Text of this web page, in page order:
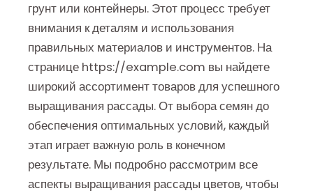
грунт или контейнеры. Этот процесс требует
внимания к деталям и использования
правильных материалов и инструментов. На
странице https://example.com вы найдете
широкий ассортимент товаров для успешного
выращивания рассады. От выбора семян до
обеспечения оптимальных условий, каждый
этап играет важную роль в конечном
результате. Мы подробно рассмотрим все
аспекты выращивания рассады цветов, чтобы